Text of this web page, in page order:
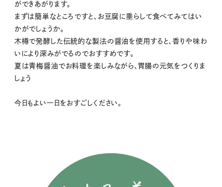
ができあがります。
まずは簡単なところですと、お豆腐に垂らして食べてみてはい
かがでしょうか。
木樽で発酵した伝統的な製法の醤油を使用すると、香りや味わ
いにより深みがでるのでおすすめです。
夏は青梅醤油でお料理を楽しみながら、胃腸の元気をつくりま
しょう
今日もよい一日をおすごしください。